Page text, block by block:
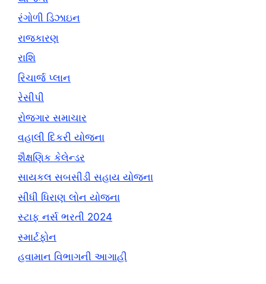
રંગોળી ડિઝાઇન
રાજકારણ
રાશિ
રિચાર્જ પ્લાન
રેસીપી
રોજગાર સમાચાર
વહાલી દિકરી યોજના
શૈક્ષણિક કેલેન્ડર
સાયકલ સબસીડી સહાય યોજના
સીધી ધિરાણ લોન યોજના
સ્ટાફ નર્સ ભરતી 2024
સ્માર્ટફોન
હવામાન વિભાગની આગાહી